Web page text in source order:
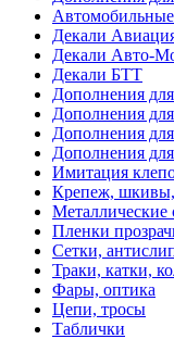
Декали
Декали Авто-
Декали БТТ
Дополнения
Дополнения
Дополнения
Дополнения
Имитация
Крепеж, шкивы,
Металлические
Пленки
Сетки,
Траки, катки,
Фары, оптика
Цепи, тросы
Таблички